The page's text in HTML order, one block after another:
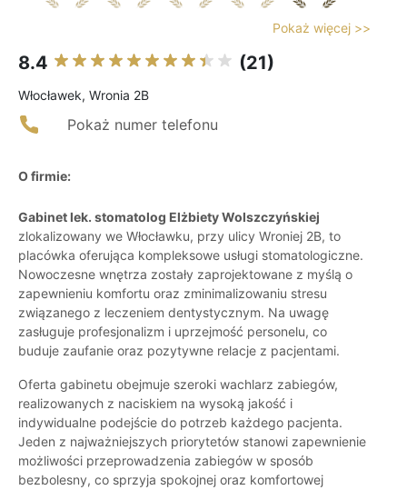
Pokaż więcej >>
8.4 (21)
Włocławek, Wronia 2B
Pokaż numer telefonu
O firmie:
Gabinet lek. stomatolog Elżbiety Wolszczyńskiej
zlokalizowany we Włocławku, przy ulicy Wroniej 2B, to
placówka oferująca kompleksowe usługi stomatologiczne.
Nowoczesne wnętrza zostały zaprojektowane z myślą o
zapewnieniu komfortu oraz zminimalizowaniu stresu
związanego z leczeniem dentystycznym. Na uwagę
zasługuje profesjonalizm i uprzejmość personelu, co
buduje zaufanie oraz pozytywne relacje z pacjentami.
Oferta gabinetu obejmuje szeroki wachlarz zabiegów,
realizowanych z naciskiem na wysoką jakość i
indywidualne podejście do potrzeb każdego pacjenta.
Jeden z najważniejszych priorytetów stanowi zapewnienie
możliwości przeprowadzenia zabiegów w sposób
bezbolesny, co sprzyja spokojnej oraz komfortowej